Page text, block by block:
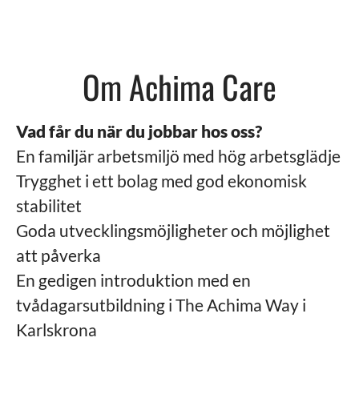
Om Achima Care
Vad får du när du jobbar hos oss?
En familjär arbetsmiljö med hög arbetsglädje
Trygghet i ett bolag med god ekonomisk
stabilitet
Goda utvecklingsmöjligheter och möjlighet
att påverka
En gedigen introduktion med en
tvådagarsutbildning i The Achima Way i
Karlskrona